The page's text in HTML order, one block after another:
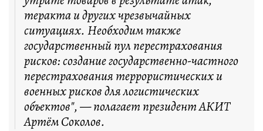
теракта и других чрезвычайных
ситуациях. Необходим также
государственный пул перестрахования
рисков: создание государственно-частного
перестрахования террористических и
военных рисков для логистических
объектов", — полагает президент АКИТ
Артём Соколов.